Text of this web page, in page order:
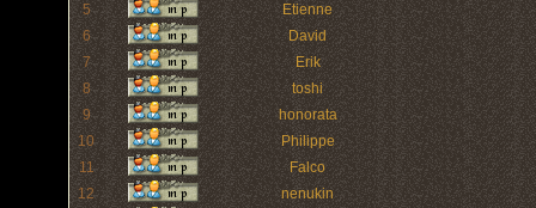
5
Etienne
6
David
7
Erik
8
toshi
9
honorata
10
Philippe
11
Falco
12
nenukin